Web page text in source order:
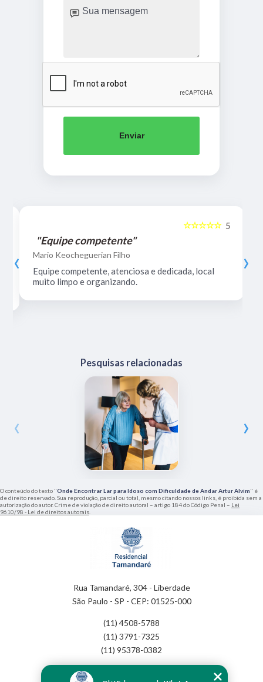
Enviar
5
☆☆☆☆☆
"Equipe competente"
Mario Keocheguerian Filho
Equipe competente, atenciosa e dedicada, local
muito limpo e organizando.
‹ ›
Pesquisas relacionadas
‹ ›
O conteúdo do texto "Onde Encontrar Lar para Idoso com Dificuldade de Andar Artur Alvim" é
de direito reservado. Sua reprodução, parcial ou total, mesmo citando nossos links, é proibida sem a
autorização do autor. Crime de violação de direito autoral – artigo 184 do Código Penal – Lei
9610/98 - Lei de direitos autorais
Rua Tamandaré, 304 - Liberdade
São Paulo - SP - CEP: 01525-000
(11) 4508-5788
(11) 3791-7325
(11) 95378-0382